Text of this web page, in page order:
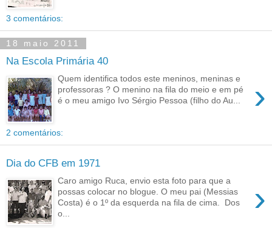
3 comentários:
18 maio 2011
Na Escola Primária 40
›
Quem identifica todos este meninos, meninas e
professoras ? O menino na fila do meio e em pé
é o meu amigo Ivo Sérgio Pessoa (filho do Au...
2 comentários:
Dia do CFB em 1971
›
Caro amigo Ruca, envio esta foto para que a
possas colocar no blogue. O meu pai (Messias
Costa) é o 1º da esquerda na fila de cima. Dos
o...